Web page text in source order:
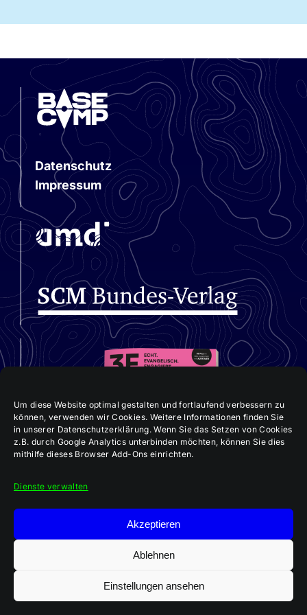
Um diese Website optimal gestalten und fortlaufend verbessern zu
können, verwenden wir Cookies. Weitere Informationen finden Sie
in unserer Datenschutzerklärung. Wenn Sie das Setzen von Cookies
z.B. durch Google Analytics unterbinden möchten, können Sie dies
mithilfe dieses Browser Add-Ons einrichten.
Dienste verwalten
Akzeptieren
Ablehnen
Einstellungen ansehen
6. Juli 2026
Brisgen
Datenschutz
Impressum
Aktuelle 3E-Ausgabe: